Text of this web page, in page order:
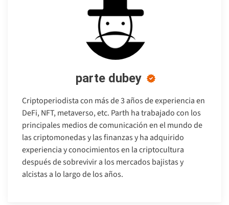
parte dubey
Criptoperiodista con más de 3 años de experiencia en
DeFi, NFT, metaverso, etc. Parth ha trabajado con los
principales medios de comunicación en el mundo de
las criptomonedas y las finanzas y ha adquirido
experiencia y conocimientos en la criptocultura
después de sobrevivir a los mercados bajistas y
alcistas a lo largo de los años.